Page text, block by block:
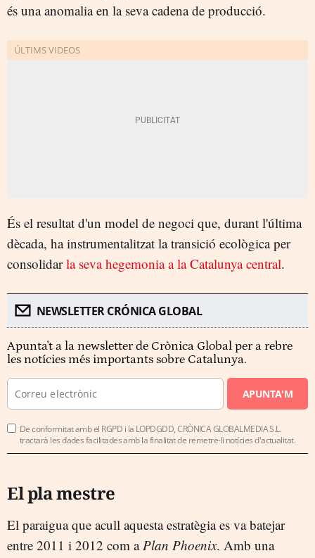
és una anomalia en la seva cadena de producció.
És el resultat d'un model de negoci que, durant l'última
dècada, ha instrumentalitzat la transició ecològica per
consolidarla seva hegemonia a la Catalunya central.
NEWSLETTER CRÓNICA GLOBAL
Apunta't a la newsletter de Crònica Global per a rebre
les notícies més importants sobre Catalunya.
APUNTA'M
De conformitat amb el RGPD i la LOPDGDD, CRÒNICA GLOBALMEDIA S.L.
tractarà les dades facilitades amb la finalitat de remetre-li notícies d'actualitat.
El pla mestre
El paraigua que acull aquesta estratègia es va batejar
entre 2011 i 2012 com a Plan Phoenix. Amb una